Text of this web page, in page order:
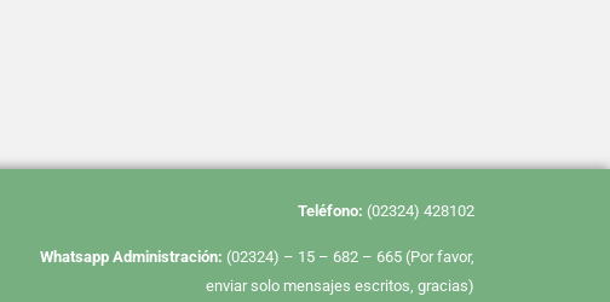
Teléfono: (02324) 428102
Whatsapp Administración: (02324) – 15 – 682 – 665 (Por favor,
enviar solo mensajes escritos, gracias)